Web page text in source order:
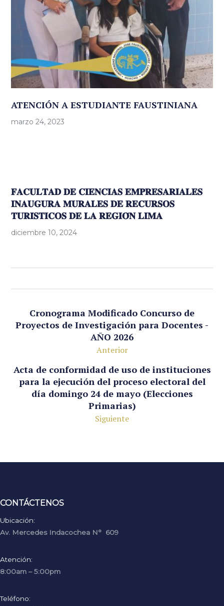
ATENCIÓN A ESTUDIANTE FAUSTINIANA
marzo 24, 2023
𝐅𝐀𝐂𝐔𝐋𝐓𝐀𝐃 𝐃𝐄 𝐂𝐈𝐄𝐍𝐂𝐈𝐀𝐒 𝐄𝐌𝐏𝐑𝐄𝐒𝐀𝐑𝐈𝐀𝐋𝐄𝐒
𝐈𝐍𝐀𝐔𝐆𝐔𝐑𝐀 𝐌𝐔𝐑𝐀𝐋𝐄𝐒 𝐃𝐄 𝐑𝐄𝐂𝐔𝐑𝐒𝐎𝐒
𝐓𝐔𝐑𝐈́𝐒𝐓𝐈𝐂𝐎𝐒 𝐃𝐄 𝐋𝐀 𝐑𝐄𝐆𝐈𝐎́𝐍 𝐋𝐈𝐌𝐀
diciembre 10, 2024
Cronograma Modificado Concurso de
Proyectos de Investigación para Docentes -
AÑO 2026
Anterior
Acta de conformidad de uso de instituciones
para la ejecución del proceso electoral del
día domingo 24 de mayo (Elecciones
Primarias)
Siguiente
CONTÁCTENOS
Ubicación:
Av. Mercedes Indacochea N° 609
Atención:
8:00am – 5:00pm
Teléfono: